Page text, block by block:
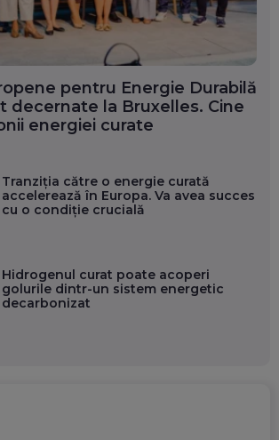
pentru Energie Durabilă
decernate la Bruxelles. Cine
energiei curate
Tranziția către o energie curată
accelerează în Europa. Va avea succes
cu o condiție crucială
Hidrogenul curat poate acoperi
golurile dintr-un sistem energetic
decarbonizat